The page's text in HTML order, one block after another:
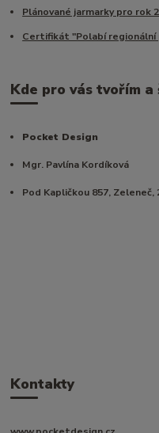
Plánované jarmarky pro rok
Certifikát "Polabí
Kde pro vás tvořím a
Pocket Design
Mgr. Pavlína Kordíková
Pod Kapličkou 857, Zeleneč,
Kontakty